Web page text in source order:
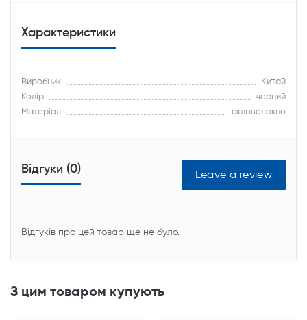
Характеристики
Виробник
Китай
Колір
чорний
Матеріал
скловолокно
Відгуки (0) Leave a review
Відгуків про цей товар ще не було.
З цим товаром купують